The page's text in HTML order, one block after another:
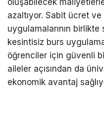
oluşabilecek maliyetlerle
azaltıyor. Sabit ücret
uygulamalarının
kesintisiz burs
öğrenciler için güvenli
aileler açısından da
ekonomik avantaj